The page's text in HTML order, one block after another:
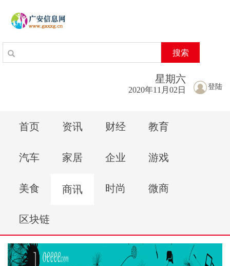
搜索
登陆
星期六
2020年11月02日
首页 资讯 财经 教育
汽车 家居 企业 游戏
美食 商讯 时尚 微商
区块链